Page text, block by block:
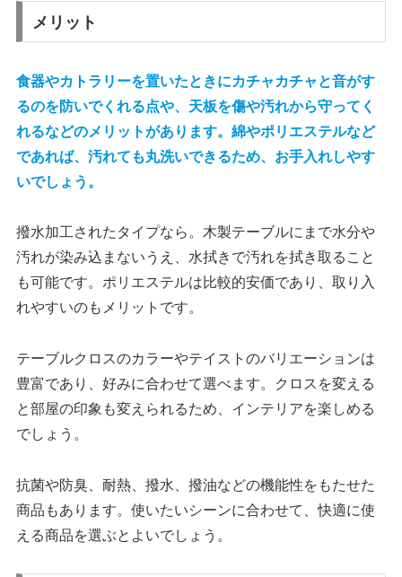
メリット
食器やカトラリーを置いたときにカチャカチャと音がす
るのを防いでくれる点や、天板を傷や汚れから守ってく
れるなどのメリットがあります。綿やポリエステルなど
であれば、汚れても丸洗いできるため、お手入れしやす
いでしょう。
撥水加工されたタイプなら。木製テーブルにまで水分や
汚れが染み込まないうえ、水拭きで汚れを拭き取ること
も可能です。ポリエステルは比較的安価であり、取り入
れやすいのもメリットです。
テーブルクロスのカラーやテイストのバリエーションは
豊富であり、好みに合わせて選べます。クロスを変える
と部屋の印象も変えられるため、インテリアを楽しめる
でしょう。
抗菌や防臭、耐熱、撥水、撥油などの機能性をもたせた
商品もあります。使いたいシーンに合わせて、快適に使
える商品を選ぶとよいでしょう。